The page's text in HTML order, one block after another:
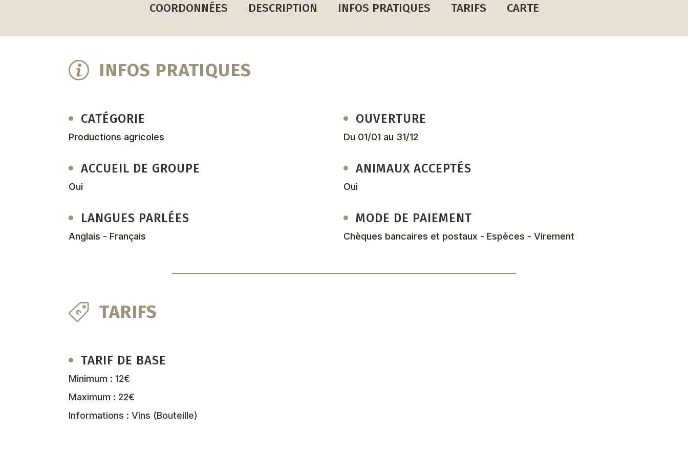
COORDONNÉES DESCRIPTION INFOS PRATIQUES TARIFS CARTE
INFOS PRATIQUES
CATÉGORIE
Productions agricoles
OUVERTURE
Du 01/01 au 31/12
ACCUEIL DE GROUPE
Oui
ANIMAUX ACCEPTÉS
Oui
LANGUES PARLÉES
Anglais - Français
MODE DE PAIEMENT
Chèques bancaires et postaux - Espèces - Virement
TARIFS
TARIF DE BASE
Minimum : 12€
Maximum : 22€
Informations : Vins (Bouteille)